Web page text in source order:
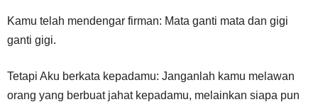
Kamu telah mendengar firman: Mata ganti mata dan gigi
ganti gigi.
Tetapi Aku berkata kepadamu: Janganlah kamu melawan
orang yang berbuat jahat kepadamu, melainkan siapa pun